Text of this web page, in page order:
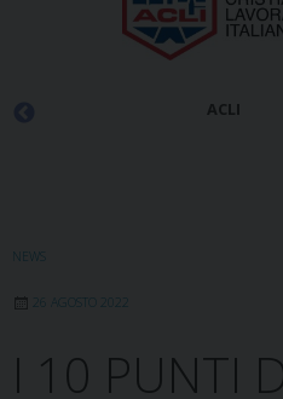
ACLI
NEWS
26 AGOSTO 2022
I 10 PUNTI